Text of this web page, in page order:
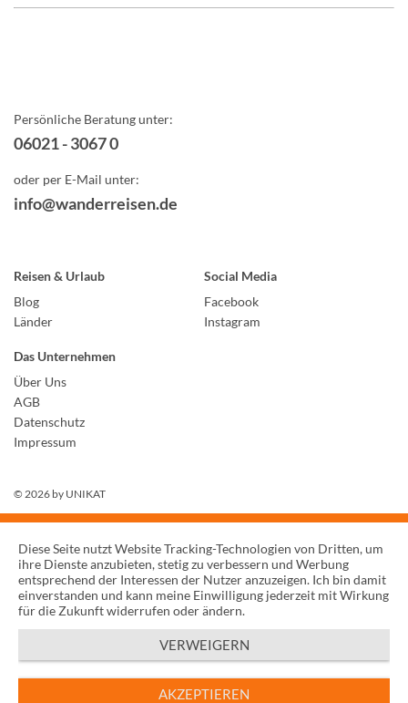
Persönliche Beratung unter:
06021 - 3067 0
oder per E-Mail unter:
info@wanderreisen.de
Reisen & Urlaub
Blog
Länder
Social Media
Facebook
Instagram
Das Unternehmen
Über Uns
AGB
Datenschutz
Impressum
© 2026 by UNIKAT
Diese Seite nutzt Website Tracking-Technologien von Dritten, um
ihre Dienste anzubieten, stetig zu verbessern und Werbung
entsprechend der Interessen der Nutzer anzuzeigen. Ich bin damit
einverstanden und kann meine Einwilligung jederzeit mit Wirkung
für die Zukunft widerrufen oder ändern.
VERWEIGERN
AKZEPTIEREN